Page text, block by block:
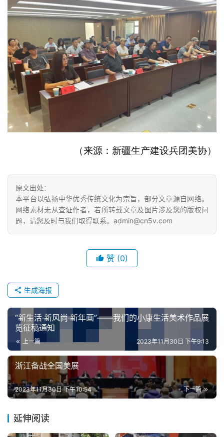
容
易
錯
用
錯
的
繁
體
一
（来源：新疆生产建设兵团美协）
原文出处：
本平台以弘扬中华优秀传统文化为宗旨，部分文章源自网络。
网络素材无从查证作者，若所转载文章及图片涉及您的版权问
题，请您及时与我们取得联系。admin@cn5v.com
赞 (0)
生成海报
“新生活·新风尚·新年画”——我们的小康生活美术作品展
览征稿通知
上一篇 2023年11月30日 下午9:13
浙江备战全国美展
下一篇
2023年11月30日 下午10:54
延伸阅读